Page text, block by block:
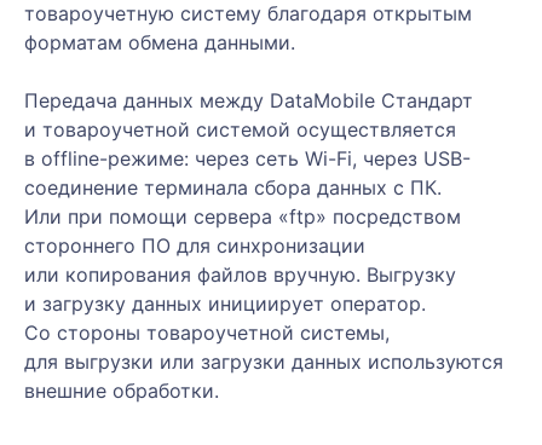
товароучетную систему благодаря открытым
форматам обмена данными.
Передача данных между DataMobile Стандарт
и товароучетной системой осуществляется
в offline-режиме: через сеть Wi-Fi, через USB-
соединение терминала сбора данных с ПК.
Или при помощи сервера «ftp» посредством
стороннего ПО для синхронизации
или копирования файлов вручную. Выгрузку
и загрузку данных инициирует оператор.
Со стороны товароучетной системы,
для выгрузки или загрузки данных используются
внешние обработки.